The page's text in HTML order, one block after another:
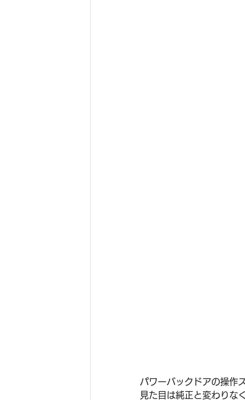
パワーバックドアの操作
見た目は純正と変わりな